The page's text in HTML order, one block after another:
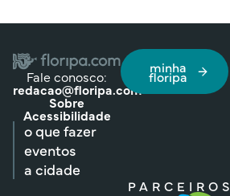
Fale conosco:
redacao@floripa.com
Sobre
Acessibilidade
minha
floripa
o que fazer
eventos
a cidade
PARCEIROS